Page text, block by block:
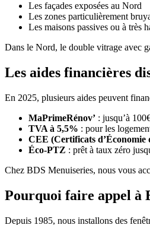
Les façades exposées au Nord
Les zones particulièrement
Les maisons passives ou à très
Dans le Nord, le double vitrage avec
Les aides financières
En 2025, plusieurs aides peuvent
MaPrimeRénov’ : jusqu’à
TVA à 5,5% : pour les
CEE (Certificats d’Économie
Éco-PTZ : prêt à taux zéro
Chez BDS Menuiseries, nous vous
Pourquoi faire appel à
Depuis 1985, nous installons des